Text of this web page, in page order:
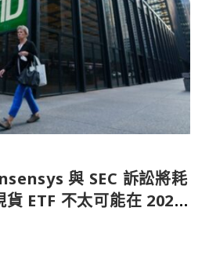
與 SEC 訴訟將耗
ETF 不太可能在 2025